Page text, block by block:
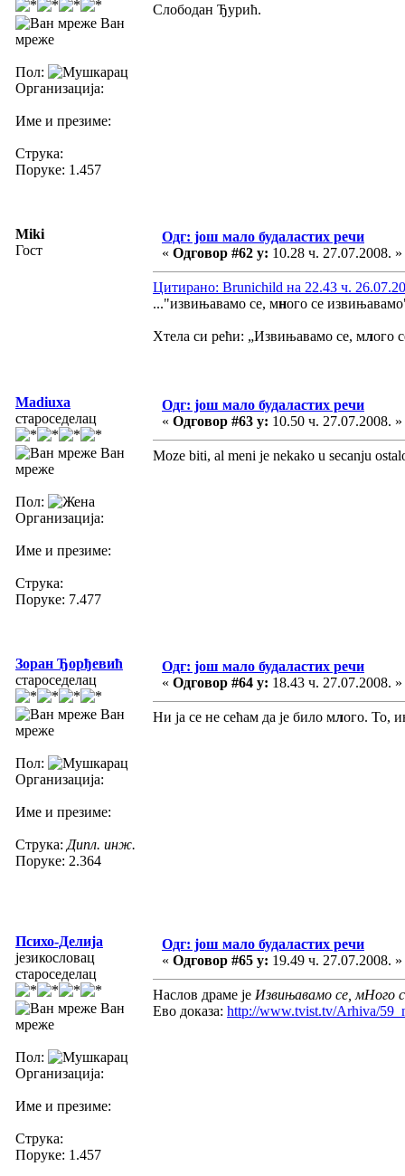
Ван
мреже
Пол:
Организација:
Име и презиме:
Струка:
Поруке: 1.457
Слободан Ђурић.
Miki
Гост
Одг: још мало будаластих речи
« Одговор #62 у: 10.28 ч. 27.07.2008. »
Цитирано: Brunichild на 22.43 ч.
..."извињавамо се, много се
Хтела си рећи: „Извињавамо се, млого
Madiuxa
староседелац
Ван
мреже
Пол:
Организација:
Име и презиме:
Струка:
Поруке: 7.477
Одг: још мало будаластих речи
« Одговор #63 у: 10.50 ч. 27.07.2008. »
Moze biti, al meni je nekako u secanju
Зоран Ђорђевић
староседелац
Ван
мреже
Пол:
Организација:
Име и презиме:
Струка: Дипл. инж.
Поруке: 2.364
Одг: још мало будаластих речи
« Одговор #64 у: 18.43 ч. 27.07.2008. »
Ни ја се не сећам да је било млого. То,
Психо-Делија
језикословац
староседелац
Ван
мреже
Пол:
Организација:
Име и презиме:
Струка:
Поруке: 1.457
Одг: још мало будаластих речи
« Одговор #65 у: 19.49 ч. 27.07.2008. »
Наслов драме је Извињавамо се, мНого
Ево доказа: http://www.tvist.tv/Arhiva/